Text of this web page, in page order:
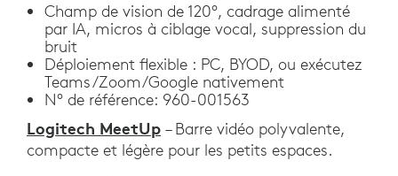
Champ de vision de 120°, cadrage alimenté
par IA, micros à ciblage vocal, suppression du
bruit
Déploiement flexible : PC, BYOD, ou exécutez
Teams/Zoom/Google nativement
N° de référence: 960-001563
Logitech MeetUp – Barre vidéo polyvalente,
compacte et légère pour les petits espaces.